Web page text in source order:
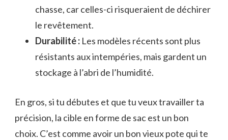
chasse, car celles-ci risqueraient de déchirer
le revêtement.
Durabilité : Les modèles récents sont plus
résistants aux intempéries, mais gardent un
stockage à l’abri de l’humidité.
En gros, si tu débutes et que tu veux travailler ta
précision, la cible en forme de sac est un bon
choix. C’est comme avoir un bon vieux pote qui te